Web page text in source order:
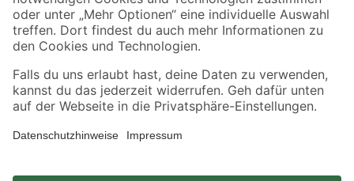
Alle Preisangaben in EUR inkl. gesetzl. MwSt.. Die dargestellten Angebote sind unter
Umständen nicht in allen Märkten verfügbar. Die angegebenen Verfügbarkeiten beziehen
Produkte nur solange der Vorrat reicht.
*Paketversand ab 59 € versandkostenfrei, gilt nicht für Artikel mit Speditionsversand, hier